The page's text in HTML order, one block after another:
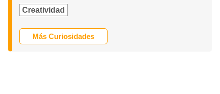
Creatividad
Más Curiosidades